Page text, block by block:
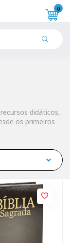
0
didáticos,
os primeiros